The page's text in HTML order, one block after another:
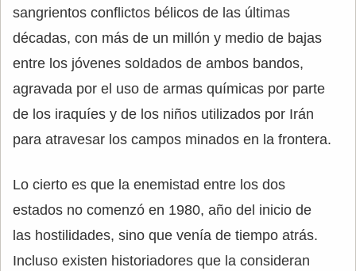
sangrientos conflictos bélicos de las últimas
décadas, con más de un millón y medio de bajas
entre los jóvenes soldados de ambos bandos,
agravada por el uso de armas químicas por parte
de los iraquíes y de los niños utilizados por Irán
para atravesar los campos minados en la frontera.
Lo cierto es que la enemistad entre los dos
estados no comenzó en 1980, año del inicio de
las hostilidades, sino que venía de tiempo atrás.
Incluso existen historiadores que la consideran